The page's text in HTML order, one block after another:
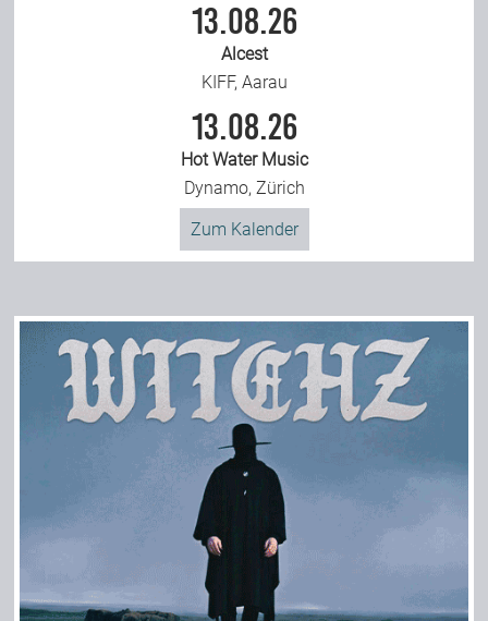
13.08.26
Alcest
KIFF, Aarau
13.08.26
Hot Water Music
Dynamo, Zürich
Zum Kalender